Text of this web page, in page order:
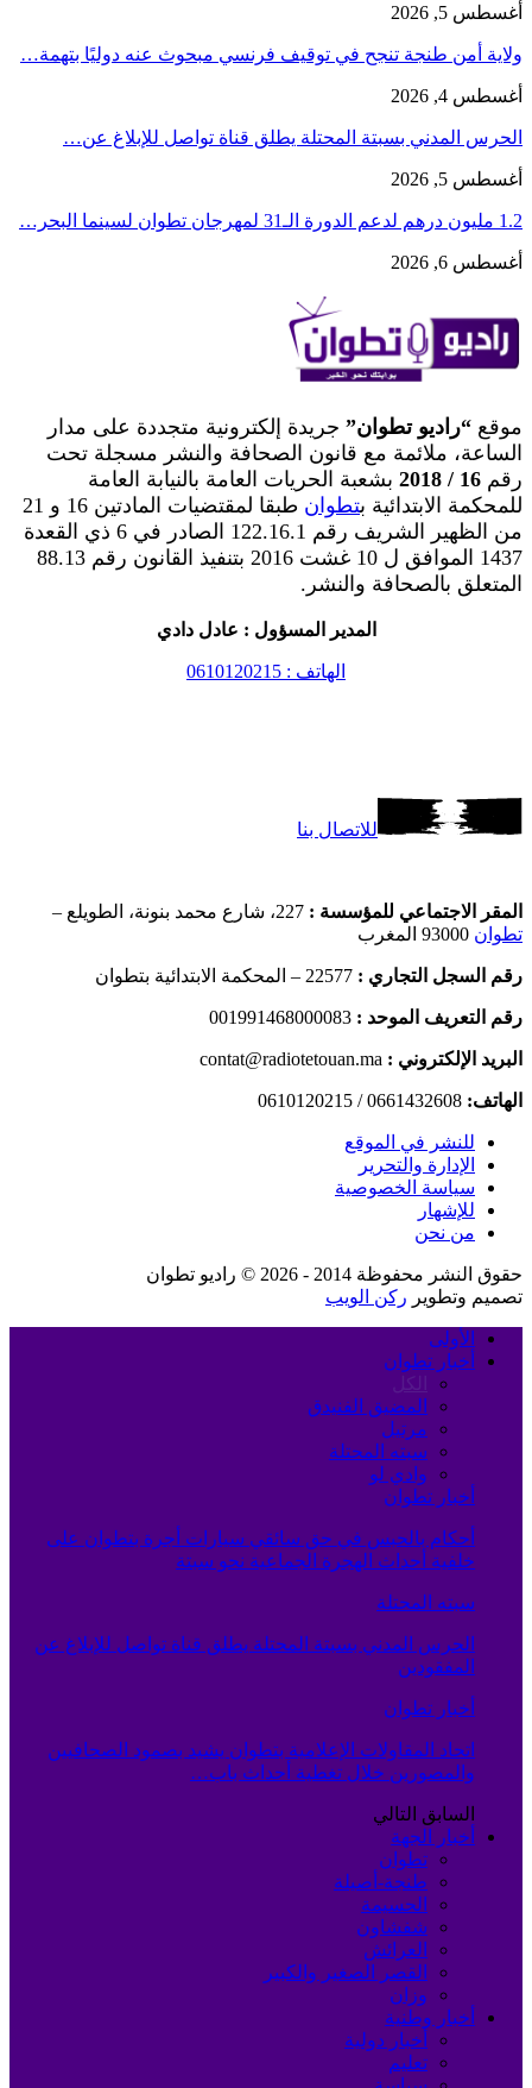
أغسطس 5, 2026
ولاية أمن طنجة تنجح في توقيف فرنسي مبحوث عنه دوليًا بتهمة…
أغسطس 4, 2026
الحرس المدني بسبتة المحتلة يطلق قناة تواصل للإبلاغ عن…
أغسطس 5, 2026
1.2 مليون درهم لدعم الدورة الـ31 لمهرجان تطوان لسينما البحر…
أغسطس 6, 2026
موقع “راديو تطوان” جريدة إلكترونية متجددة على مدار
الساعة، ملائمة مع قانون الصحافة والنشر مسجلة تحت
رقم 16 / 2018
بشعبة الحريات العامة بالنيابة العامة
للمحكمة الابتدائية بتطوان
طبقا لمقتضيات المادتين 16 و 21
من الظهير الشريف رقم 122.16.1 الصادر في 6 ذي القعدة
1437 الموافق ل 10 غشت 2016 بتنفيذ القانون رقم 88.13
المتعلق بالصحافة والنشر.
المدير المسؤول : عادل دادي
الهاتف : 0610120215
للاتصال بنا
المقر الاجتماعي للمؤسسة : 227، شارع محمد بنونة، الطويلع –
تطوان
رقم السجل التجاري : 22577 – المحكمة الابتدائية بتطوان
رقم التعريف الموحد : 001991468000083
البريد الإلكتروني : contat@radiotetouan.ma
الهاتف: 0661432608 / 0610120215
للنشر في الموقع
الإدارة والتحرير
سياسة الخصوصية
للإشهار
من نحن
حقوق النشر محفوظة 2014 - 2026 © راديو تطوان
تصميم وتطوير ركن الويب
الأولى
أخبار تطوان
الكل
المضيق الفنيدق
مرتيل
سبته المحتلة
وادي لو
أخبار تطوان
أحكام بالحبس في حق سائقي سيارات أجرة بتطوان على
خلفية أحداث الهجرة الجماعية نحو سبتة
سبته المحتلة
الحرس المدني بسبتة المحتلة يطلق قناة تواصل للإبلاغ عن
المفقودين
أخبار تطوان
اتحاد المقاولات الإعلامية بتطوان يشيد بصمود الصحافيين
والمصورين خلال تغطية أحداث باب…
السابق التالي
أخبار الجهة
تطوان
طنجة-أصيلة
الحسيمة
شفشاون
العرائش
القصر الصغير والكبير
وزان
أخبار وطنية
أخبار دولية
تعليم